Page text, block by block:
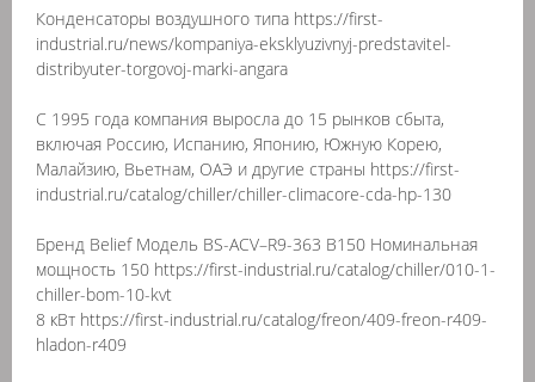
Конденсаторы воздушного типа https://first-
industrial.ru/news/kompaniya-eksklyuzivnyj-predstavitel-
distribyuter-torgovoj-marki-angara
С 1995 года компания выросла до 15 рынков сбыта,
включая Россию, Испанию, Японию, Южную Корею,
Малайзию, Вьетнам, ОАЭ и другие страны https://first-
industrial.ru/catalog/chiller/chiller-climacore-cda-hp-130
Бренд Belief Модель BS-ACV–R9-363 B150 Номинальная
мощность 150 https://first-industrial.ru/catalog/chiller/010-1-
chiller-bom-10-kvt
8 кВт https://first-industrial.ru/catalog/freon/409-freon-r409-
hladon-r409